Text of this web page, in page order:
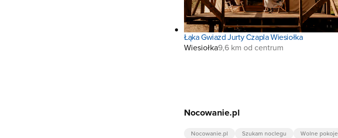
Łąka Gwiazd Jurty Czapla Wiesiołka
Wiesiołka9,6 km od centrum
Nocowanie.pl
Nocowanie.pl Szukam noclegu Wolne pokoje